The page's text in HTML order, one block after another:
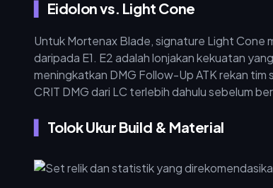
Eidolon vs. Light Cone
Untuk Mortenax Blade, signature Light Cone
daripada E1. E2 adalah lonjakan kekuatan
meningkatkan DMG Follow-Up ATK rekan
CRIT DMG dari LC terlebih dahulu sebelum
Tolok Ukur Build & Material